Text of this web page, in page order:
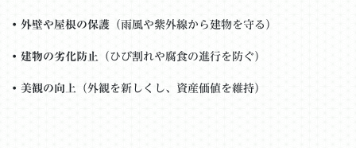
• 外壁や屋根の保護 （雨風や紫外線から建物を守る）
• 建物の劣化防止 （ひび割れや腐食の進行を防ぐ）
• 美観の向上 （外観を新しくし、資産価値を維持）